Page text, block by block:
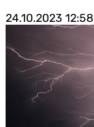
24.10.2023 12:58